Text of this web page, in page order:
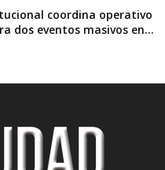
coordina operativo
dos eventos masivos en...